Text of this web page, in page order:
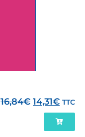
16,84€ 14,31€ TTC